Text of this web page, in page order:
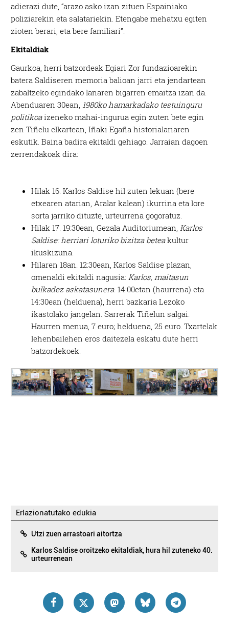
adierazi dute, “arazo asko izan zituen Espainiako
poliziarekin eta salatariekin. Etengabe mehatxu egiten
zioten berari, eta bere familiari”.
Ekitaldiak
Gaurkoa, herri batzordeak Egiari Zor fundazioarekin
batera Saldiseren memoria balioan jarri eta jendartean
zabaltzeko egindako lanaren bigarren emaitza izan da.
Abenduaren 30ean, 1980ko hamarkadako testuinguru
politikoaizeneko mahai-ingurua egin zuten bete egin
zen Tiñelu elkartean, Iñaki Egaña historialariaren
eskutik. Baina badira ekitaldi gehiago. Jarraian dagoen
zerrendakoak dira:
Hilak 16. Karlos Saldise hil zuten lekuan (bere
etxearen atarian, Aralar kalean) ikurrina eta lore
sorta jarriko dituzte, urteurrena gogoratuz.
Hilak 17. 19:30ean, Gezala Auditoriumean, Karlos
Saldise: herriari loturiko bizitza beteakultur
ikuskizuna.
Hilaren 18an. 12:30ean, Karlos Saldise plazan,
omenaldi ekitaldi nagusia: Karlos, maitasun
bulkadez askatasunera. 14:00etan (haurrena) eta
14:30ean (helduena), herri bazkaria Lezoko
ikastolako jangelan. Sarrerak Tiñelun salgai.
Haurren menua, 7 euro; helduena, 25 euro. Txartelak
lehenbailehen eros daitezela eskatu dute herri
batzordekoek.
Erlazionatutako edukia
Utzi zuen arrastoari aitortza
Karlos Saldise oroitzeko ekitaldiak, hura hil zuteneko 40.
urteurrenean